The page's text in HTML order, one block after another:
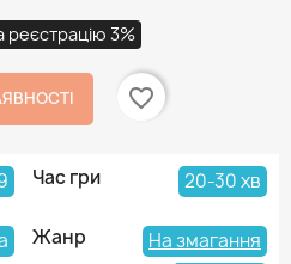
реєстрацію 3%
favorite_border
Час гри 20-30 хв
Жанр
На змагання